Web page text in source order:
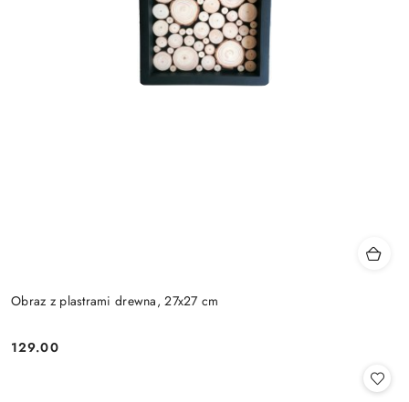
Obraz z plastrami drewna, 27x27 cm
Cena:
129.00